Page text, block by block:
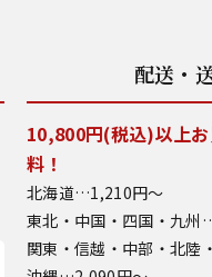
配送・
10,800円(税込)以上
料！
北海道…1,210円～
東北・中国・四国・九
関東・信越・中部・北